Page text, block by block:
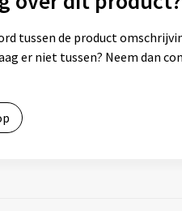
tussen de product
er niet tussen? Neem dan